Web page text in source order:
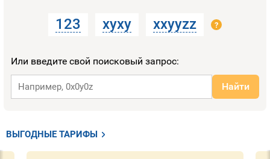
123 xyxy xxyyzz ?
Или введите свой поисковый запрос:
Найти
ВЫГОДНЫЕ ТАРИФЫ